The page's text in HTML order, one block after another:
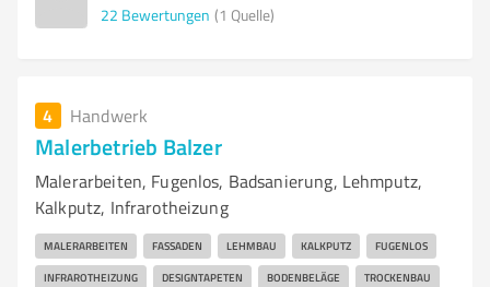
22 Bewertungen (1 Quelle)
4 Handwerk
Malerbetrieb Balzer
Malerarbeiten, Fugenlos, Badsanierung, Lehmputz,
Kalkputz, Infrarotheizung
MALERARBEITEN FASSADEN LEHMBAU KALKPUTZ FUGENLOS
INFRAROTHEIZUNG DESIGNTAPETEN BODENBELÄGE TROCKENBAU